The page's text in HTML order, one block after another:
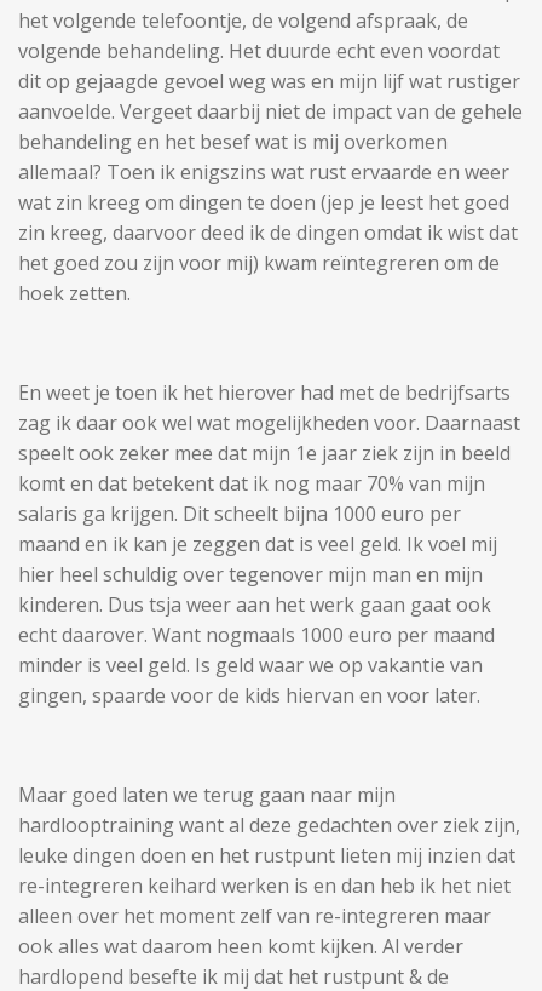
het volgende telefoontje, de volgend afspraak, de
volgende behandeling. Het duurde echt even voordat
dit op gejaagde gevoel weg was en mijn lijf wat rustiger
aanvoelde. Vergeet daarbij niet de impact van de gehele
behandeling en het besef wat is mij overkomen
allemaal? Toen ik enigszins wat rust ervaarde en weer
wat zin kreeg om dingen te doen (jep je leest het goed
zin kreeg, daarvoor deed ik de dingen omdat ik wist dat
het goed zou zijn voor mij) kwam reïntegreren om de
hoek zetten.
En weet je toen ik het hierover had met de bedrijfsarts
zag ik daar ook wel wat mogelijkheden voor. Daarnaast
speelt ook zeker mee dat mijn 1e jaar ziek zijn in beeld
komt en dat betekent dat ik nog maar 70% van mijn
salaris ga krijgen. Dit scheelt bijna 1000 euro per
maand en ik kan je zeggen dat is veel geld. Ik voel mij
hier heel schuldig over tegenover mijn man en mijn
kinderen. Dus tsja weer aan het werk gaan gaat ook
echt daarover. Want nogmaals 1000 euro per maand
minder is veel geld. Is geld waar we op vakantie van
gingen, spaarde voor de kids hiervan en voor later.
Maar goed laten we terug gaan naar mijn
hardlooptraining want al deze gedachten over ziek zijn,
leuke dingen doen en het rustpunt lieten mij inzien dat
re-integreren keihard werken is en dan heb ik het niet
alleen over het moment zelf van re-integreren maar
ook alles wat daarom heen komt kijken. Al verder
hardlopend besefte ik mij dat het rustpunt & de